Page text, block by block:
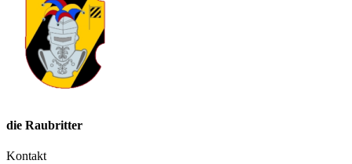
die Raubritter
Kontakt